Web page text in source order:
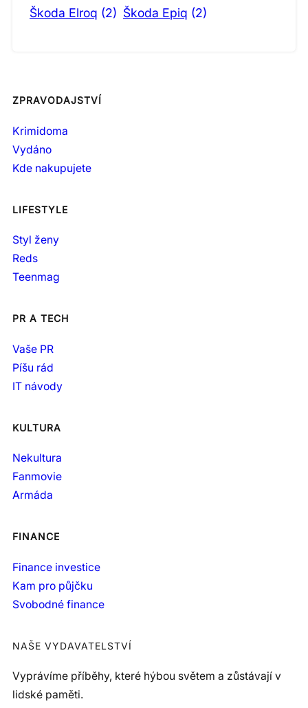
Škoda Elroq (2) Škoda Epiq (2)
ZPRAVODAJSTVÍ
Krimidoma
Vydáno
Kde nakupujete
LIFESTYLE
Styl ženy
Reds
Teenmag
PR A TECH
Vaše PR
Píšu rád
IT návody
KULTURA
Nekultura
Fanmovie
Armáda
FINANCE
Finance investice
Kam pro půjčku
Svobodné finance
NAŠE VYDAVATELSTVÍ
Vyprávíme příběhy, které hýbou světem a zůstávají v
lidské paměti.